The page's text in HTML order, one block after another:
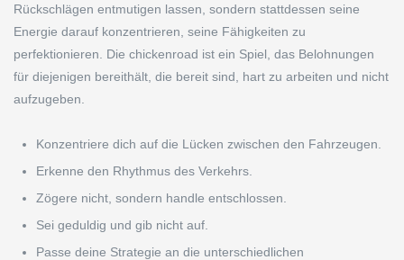
Rückschlägen entmutigen lassen, sondern stattdessen seine
Energie darauf konzentrieren, seine Fähigkeiten zu
perfektionieren. Die chickenroad ist ein Spiel, das Belohnungen
für diejenigen bereithält, die bereit sind, hart zu arbeiten und nicht
aufzugeben.
Konzentriere dich auf die Lücken zwischen den Fahrzeugen.
Erkenne den Rhythmus des Verkehrs.
Zögere nicht, sondern handle entschlossen.
Sei geduldig und gib nicht auf.
Passe deine Strategie an die unterschiedlichen